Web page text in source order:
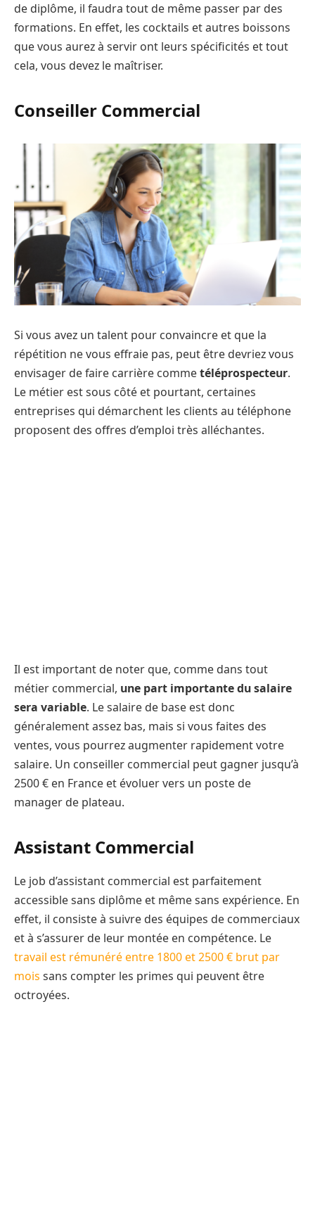
de diplôme, il faudra tout de même passer par des
formations. En effet, les cocktails et autres boissons
que vous aurez à servir ont leurs spécificités et tout
cela, vous devez le maîtriser.
Conseiller Commercial
Si vous avez un talent pour convaincre et que la
répétition ne vous effraie pas, peut être devriez vous
envisager de faire carrière commetéléprospecteur.
Le métier est sous côté et pourtant, certaines
entreprises qui démarchent les clients au téléphone
proposent des offres d’emploi très alléchantes.
Il est important de noter que, comme dans tout
métier commercial, une part importante du salaire
sera variable. Le salaire de base est donc
généralement assez bas, mais si vous faites des
ventes, vous pourrez augmenter rapidement votre
salaire. Un conseiller commercial peut gagner jusqu’à
2500 € en France et évoluer vers un poste de
manager de plateau.
Assistant Commercial
Le job d’assistant commercial est parfaitement
accessible sans diplôme et même sans expérience. En
effet, il consiste à suivre des équipes de commerciaux
et à s’assurer de leur montée en compétence. Le
travail est rémunéré entre 1800 et 2500 € brut par
mois sans compter les primes qui peuvent être
octroyées.